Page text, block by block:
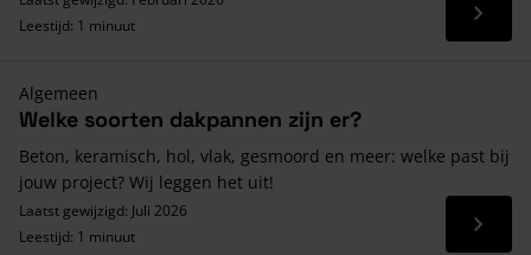
Leestijd: 1 minuut
Lees
Algemeen
Welke soorten dakpannen zijn er?
Beton, keramisch, hol, vlak, gesmoord en meer: welke past bij
jouw project? Wij leggen het uit!
Laatst gewijzigd: Juli 2026
Leestijd: 1 minuut
Lees